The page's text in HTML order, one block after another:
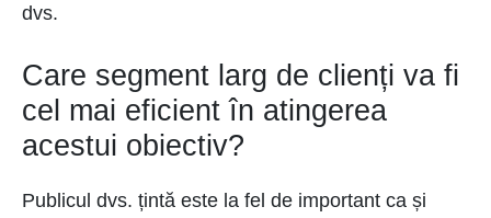
dvs.
Care segment larg de clienți va fi
cel mai eficient în atingerea
acestui obiectiv?
Publicul dvs. țintă este la fel de important ca și